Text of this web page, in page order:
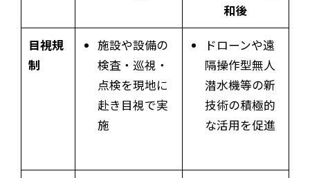
和後
目視規
制
施設や設備の
検査・巡視・
点検を現地に
赴き目視で実
施
ドローンや遠
隔操作型無人
潜水機等の新
技術の積極的
な活用を促進